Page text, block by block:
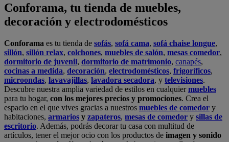
Conforama, tu tienda de muebles,
decoración y electrodomésticos
Conforama es tu tienda de sofás, sofá cama, sofá chaise longue,
sillón, sillón relax, colchones, muebles de salón, mesas comedor,
dormitorio de juvenil, dormitorio de matrimonio, canapés,
cocinas a medida, decoración, electrodomésticos, frigoríficos,
microondas, lavavajillas, lavadora secadora, y televisiones.
Descubre nuestra amplia variedad de estilos en cualquiermuebles
para tu hogar, con los mejores precios y promociones. Crea el
espacio en el que vives gracias a nuestros muebles de comedor y
habitaciones, armarios y zapateros, mesas de comedor y sillas de
escritorio. Además, podrás decorar tu casa con multitud de
artículos, tener el mejor ocio con los productos de imagen y sonido